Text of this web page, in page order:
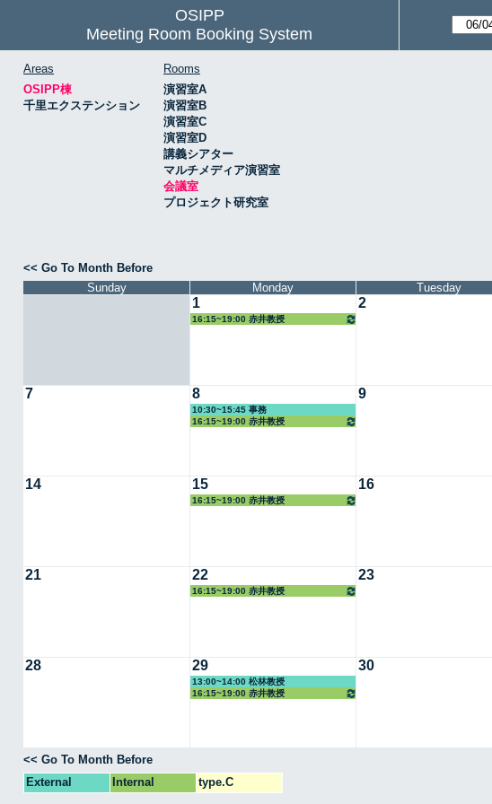
OSIPP
Meeting Room Booking System
Areas
OSIPP棟
千里エクステンション
Rooms
演習室A
演習室B
演習室C
演習室D
講義シアター
マルチメディア演習室
会議室
プロジェクト研究室
<< Go To Month Before
Sunday
Monday Tuesday
1
16:15~19:00 赤井教授
2
7 8
10:30~15:45 事務
16:15~19:00 赤井教授
9
14 15
16:15~19:00 赤井教授
16
21 22
16:15~19:00 赤井教授
23
28 29
13:00~14:00 松林教授
16:15~19:00 赤井教授
30
<< Go To Month Before
External
Internal type.C